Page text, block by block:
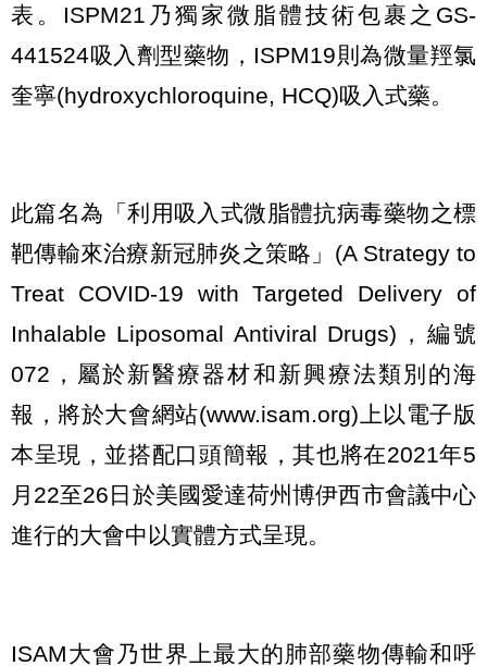
表。ISPM21乃獨家微脂體技術包裹之GS-
441524吸入劑型藥物，ISPM19則為微量羥氯
奎寧(hydroxychloroquine, HCQ)吸入式藥。
此篇名為「利用吸入式微脂體抗病毒藥物之標
靶傳輸來治療新冠肺炎之策略」(A Strategy to
Treat COVID-19 with Targeted Delivery of
Inhalable Liposomal Antiviral Drugs)，編號
072，屬於新醫療器材和新興療法類別的海
報，將於大會網站(www.isam.org)上以電子版
本呈現，並搭配口頭簡報，其也將在2021年5
月22至26日於美國愛達荷州博伊西市會議中心
進行的大會中以實體方式呈現。
ISAM大會乃世界上最大的肺部藥物傳輸和呼